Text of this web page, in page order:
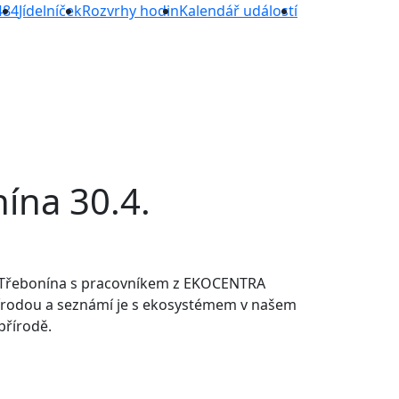
JídelníčekRozvrhy hodinKalendář událostí
30.4.
s pracovníkem z EKOCENTRA
a seznámí je s ekosystémem v našem